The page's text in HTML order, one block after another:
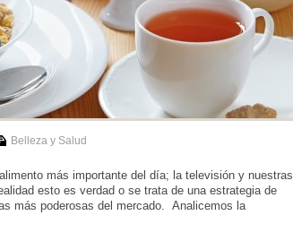
Belleza y Salud
más importante del día; la televisión y nuestras
esto es verdad o se trata de una estrategia de
más poderosas del mercado. Analicemos la